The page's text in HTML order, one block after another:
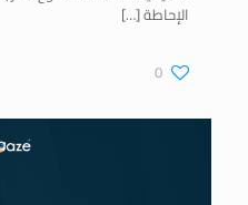
الإحاطة[…]
0